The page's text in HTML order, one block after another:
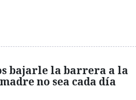
bajarle la barrera a la
no sea cada día